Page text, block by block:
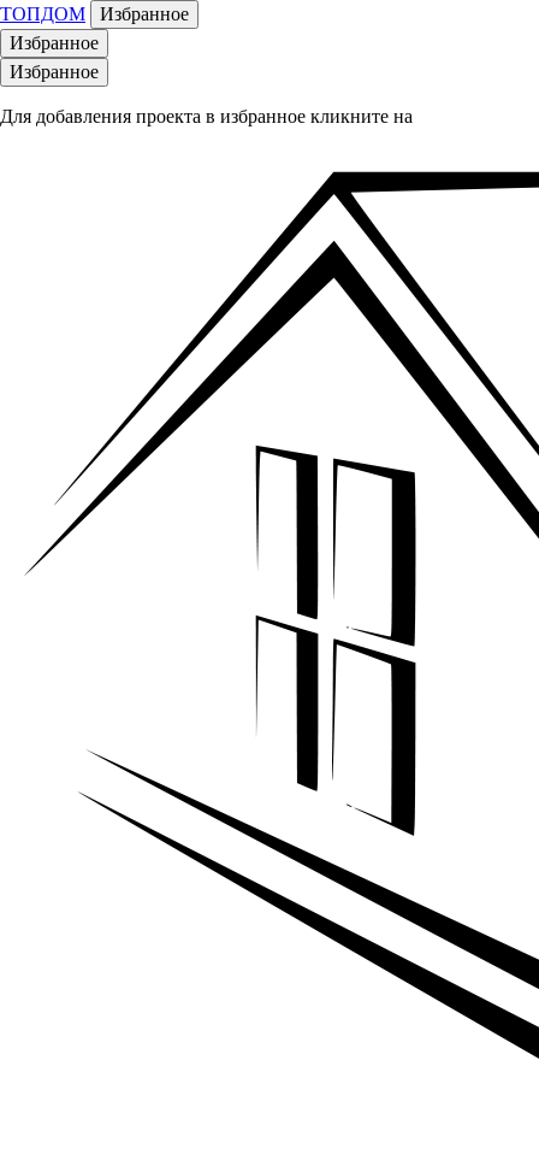
ТОПДОМ
Избранное
Избранное
Избранное
Для добавления проекта в избранное кликните на